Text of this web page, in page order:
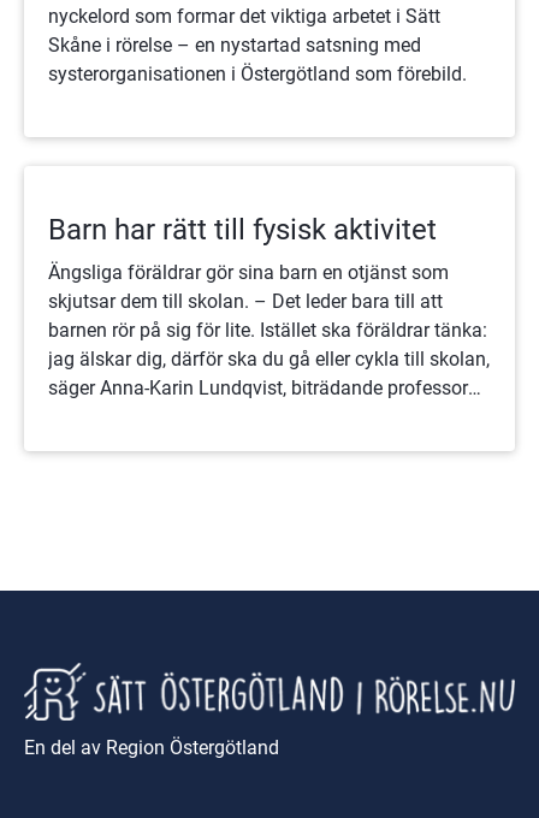
nyckelord som formar det viktiga arbetet i Sätt
Skåne i rörelse – en nystartad satsning med
systerorganisationen i Östergötland som förebild.
Barn har rätt till fysisk aktivitet
Ängsliga föräldrar gör sina barn en otjänst som
skjutsar dem till skolan. – Det leder bara till att
barnen rör på sig för lite. Istället ska föräldrar tänka:
jag älskar dig, därför ska du gå eller cykla till skolan,
säger Anna-Karin Lundqvist, biträdande professor
En del av Region Östergötland